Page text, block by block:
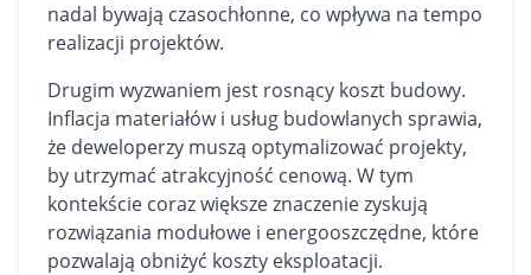
nadal bywają czasochłonne, co wpływa na tempo
realizacji projektów.
Drugim wyzwaniem jest rosnący koszt budowy.
Inflacja materiałów i usług budowlanych sprawia,
że deweloperzy muszą optymalizować projekty,
by utrzymać atrakcyjność cenową. W tym
kontekście coraz większe znaczenie zyskują
rozwiązania modułowe i energooszczędne, które
pozwalają obniżyć koszty eksploatacji.